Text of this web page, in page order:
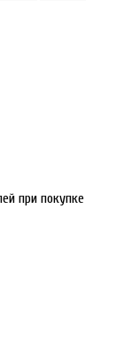
при покупке